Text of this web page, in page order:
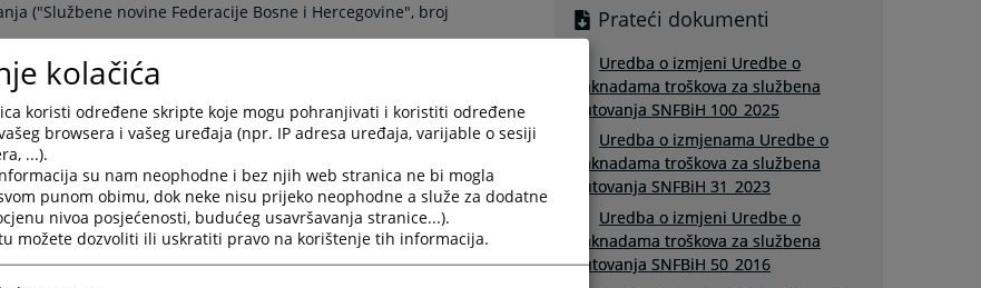
("Službene novine Federacije Bosne i Hercegovine", broj
putovanja ("Službene novine Federacije Bosne i
za službena putovanja ("Službene novine Federacije Bosne i
putovanja ("Službene novine Federacije Bosne i
Prateći dokumenti
Uredba o izmjeni Uredbe o
naknadama troškova za službena
putovanja SNFBiH 100_2025
Uredba o izmjenama Uredbe o
naknadama troškova za službena
putovanja SNFBiH 31_2023
Uredba o izmjeni Uredbe o
naknadama troškova za službena
putovanja SNFBiH 50_2016
kolačića
koristi određene skripte koje mogu pohranjivati i koristiti određene
browsera i vašeg uređaja (npr. IP adresa uređaja, varijable o sesiji
...).
su nam neophodne i bez njih web stranica ne bi mogla
punom obimu, dok neke nisu prijeko neophodne a služe za dodatne
nivoa posjećenosti, budućeg usavršavanja stranice...).
možete dozvoliti ili uskratiti pravo na korištenje tih informacija.